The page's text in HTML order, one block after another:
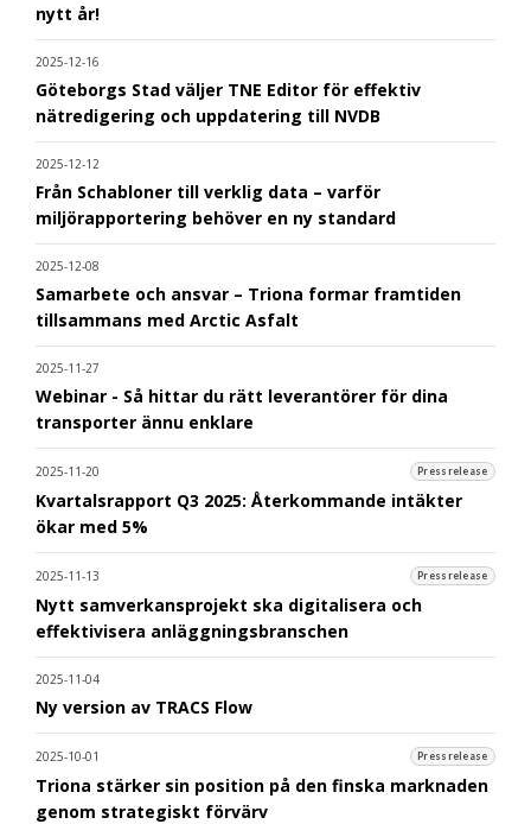
nytt år!
2025-12-16
Göteborgs Stad väljer TNE Editor för effektiv
nätredigering och uppdatering till NVDB
2025-12-12
Från Schabloner till verklig data – varför
miljörapportering behöver en ny standard
2025-12-08
Samarbete och ansvar – Triona formar framtiden
tillsammans med Arctic Asfalt
2025-11-27
Webinar - Så hittar du rätt leverantörer för dina
transporter ännu enklare
2025-11-20 Pressrelease
Kvartalsrapport Q3 2025: Återkommande intäkter
ökar med 5%
2025-11-13 Pressrelease
Nytt samverkansprojekt ska digitalisera och
effektivisera anläggningsbranschen
2025-11-04
Ny version av TRACS Flow
2025-10-01 Pressrelease
Triona stärker sin position på den finska marknaden
genom strategiskt förvärv